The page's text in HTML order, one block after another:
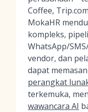
Coffee,
MokaHR
kompleks,
WhatsApp/
vendor, dan
dapat
perangkat
terkemuka,
wawancara AI